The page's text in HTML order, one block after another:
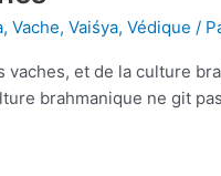
,Vache,Vaiśya,Védique /
et de la culture
brahmanique ne git